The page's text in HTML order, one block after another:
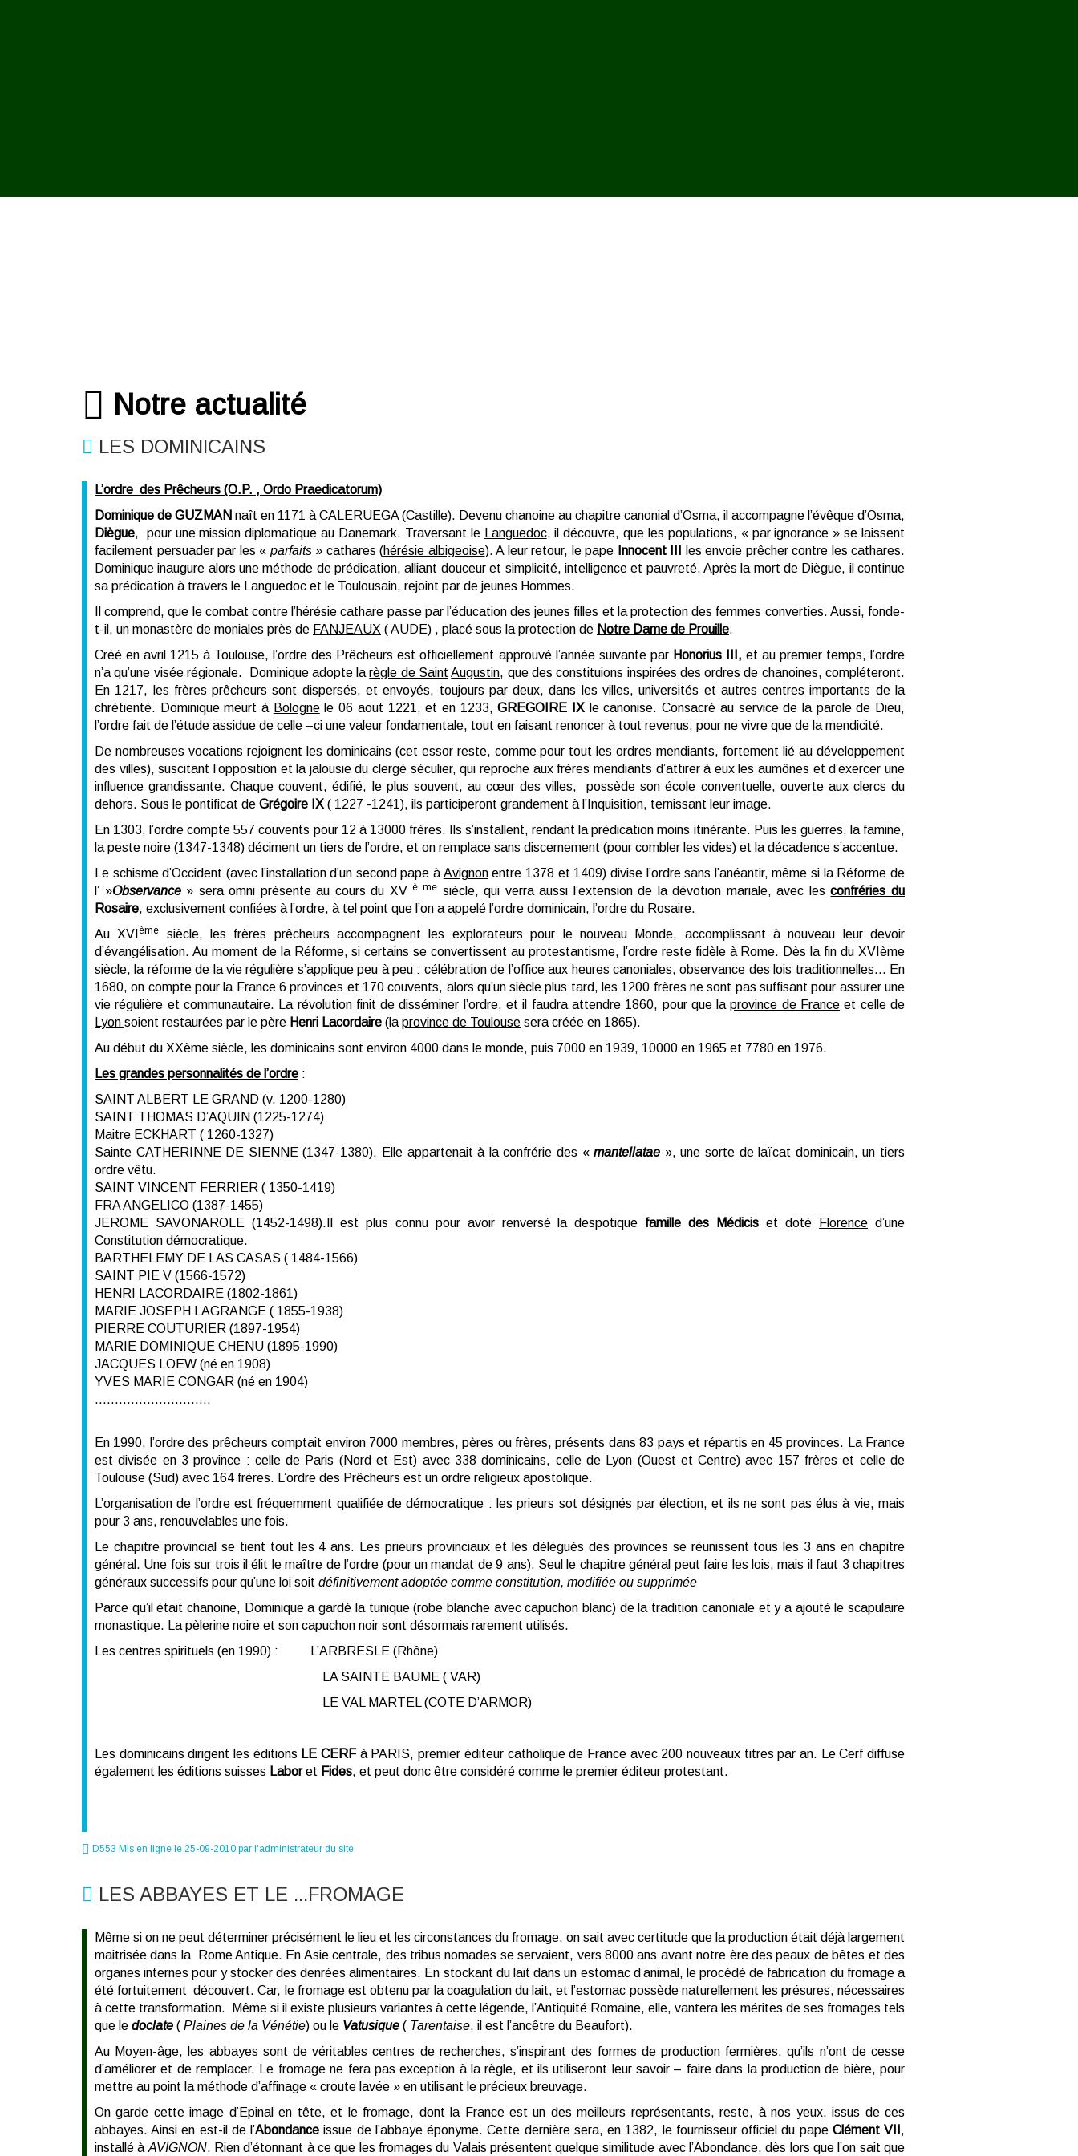
Notre actualité
LES DOMINICAINS
L’ordre des Prêcheurs (O.P. , Ordo Praedicatorum)
Dominique de GUZMAN naît en 1171 à CALERUEGA(Castille). Devenu chanoine au chapitre canonial d’Osma, il accompagne l’évêque d’Osma,
Diègue, pour une mission diplomatique au Danemark. Traversant le Languedoc, il découvre, que les populations, « par ignorance » se laissent
facilement persuader par les « parfaits» cathares (hérésie albigeoise). A leur retour, le pape Innocent III
les envoie prêcher contre les cathares.
Dominique inaugure alors une méthode de prédication, alliant douceur et simplicité, intelligence et pauvreté. Après la mort de Diègue, il continue
sa prédication à travers le Languedoc et le Toulousain, rejoint par de jeunes Hommes.
Il comprend, que le combat contre l’hérésie cathare passe par l’éducation des jeunes filles et la protection des femmes converties. Aussi, fonde-
t-il, un monastère de moniales près de FANJEAUX ( AUDE) , placé sous la protection de Notre Dame de Prouille.
Créé en avril 1215 à Toulouse, l’ordre des Prêcheurs est officiellement approuvé l’année suivante par Honorius III, et au premier temps, l’ordre
n’a qu’une visée régionale. Dominique adopte larègle de Saint Augustin, que des constituions inspirées des ordres de chanoines, compléteront.
En 1217, les frères prêcheurs sont dispersés, et envoyés, toujours par deux, dans les villes, universités et autres centres importants de la
chrétienté. Dominique meurt à Bolognele 06 aout 1221, et en 1233,GREGOIRE IX le canonise. Consacré au service de la parole de Dieu,
l’ordre fait de l’étude assidue de celle –ci une valeur fondamentale, tout en faisant renoncer à tout revenus, pour ne vivre que de la mendicité.
De nombreuses vocations rejoignent les dominicains (cet essor reste, comme pour tout les ordres mendiants, fortement lié au développement
des villes), suscitant l’opposition et la jalousie du clergé séculier, qui reproche aux frères mendiants d’attirer à eux les aumônes et d’exercer une
influence grandissante. Chaque couvent, édifié, le plus souvent, au cœur des villes, possède son école conventuelle, ouverte aux clercs du
dehors. Sous le pontificat de Grégoire IX ( 1227 -1241), ils participeront grandement à l’Inquisition, ternissant leur image.
En 1303, l’ordre compte 557 couvents pour 12 à 13000 frères. Ils s’installent, rendant la prédication moins itinérante. Puis les guerres, la famine,
la peste noire (1347-1348) déciment un tiers de l’ordre, et on remplace sans discernement (pour combler les vides) et la décadence s’accentue.
Le schisme d’Occident (avec l’installation d’un second pape à Avignonentre 1378 et 1409) divise l’ordre sans l’anéantir, même si la Réforme de
l’ »Observance» sera omni présente au cours du XVè mesiècle, qui verra aussi l’extension de la dévotion mariale, avec lesconfréries du
Rosaire, exclusivement confiées à l’ordre, à tel point que l’on a appelé l’ordre dominicain, l’ordre du Rosaire.
Au XVIème
siècle, les frères prêcheurs accompagnent les explorateurs pour le nouveau Monde, accomplissant à nouveau leur devoir
d’évangélisation. Au moment de la Réforme, si certains se convertissent au protestantisme, l’ordre reste fidèle à Rome. Dès la fin du XVIème
siècle, la réforme de la vie régulière s’applique peu à peu : célébration de l’office aux heures canoniales, observance des lois traditionnelles… En
1680, on compte pour la France 6 provinces et 170 couvents, alors qu’un siècle plus tard, les 1200 frères ne sont pas suffisant pour assurer une
vie régulière et communautaire. La révolution finit de disséminer l’ordre, et il faudra attendre 1860, pour que laprovince de France et celle de
Lyon soient restaurées par le père Henri Lacordaire (la province de Toulouse sera créée en 1865).
Au début du XXème siècle, les dominicains sont environ 4000 dans le monde, puis 7000 en 1939, 10000 en 1965 et 7780 en 1976.
Les grandes personnalités de l’ordre :
SAINT ALBERT LE GRAND (v. 1200-1280)
SAINT THOMAS D’AQUIN (1225-1274)
Maitre ECKHART ( 1260-1327)
Sainte CATHERINNE DE SIENNE (1347-1380). Elle appartenait à la confrérie des «mantellatae », une sorte de laïcat dominicain, un tiers
ordre vêtu.
SAINT VINCENT FERRIER ( 1350-1419)
FRA ANGELICO (1387-1455)
JEROME SAVONAROLE (1452-1498).Il est plus connu pour avoir renversé la despotique famille des Médicis et doté Florence d’une
Constitution démocratique.
BARTHELEMY DE LAS CASAS ( 1484-1566)
SAINT PIE V (1566-1572)
HENRI LACORDAIRE (1802-1861)
MARIE JOSEPH LAGRANGE ( 1855-1938)
PIERRE COUTURIER (1897-1954)
MARIE DOMINIQUE CHENU (1895-1990)
JACQUES LOEW (né en 1908)
YVES MARIE CONGAR (né en 1904)
………………………..
En 1990, l’ordre des prêcheurs comptait environ 7000 membres, pères ou frères, présents dans 83 pays et répartis en 45 provinces. La France
est divisée en 3 province : celle de Paris (Nord et Est) avec 338 dominicains, celle de Lyon (Ouest et Centre) avec 157 frères et celle de
Toulouse (Sud) avec 164 frères. L’ordre des Prêcheurs est un ordre religieux apostolique.
L’organisation de l’ordre est fréquemment qualifiée de démocratique : les prieurs sot désignés par élection, et ils ne sont pas élus à vie, mais
pour 3 ans, renouvelables une fois.
Le chapitre provincial se tient tout les 4 ans. Les prieurs provinciaux et les délégués des provinces se réunissent tous les 3 ans en chapitre
général. Une fois sur trois il élit le maître de l’ordre (pour un mandat de 9 ans). Seul le chapitre général peut faire les lois, mais il faut 3 chapitres
généraux successifs pour qu’une loi soit définitivement adoptée comme constitution, modifiée ou supprimée
Parce qu’il était chanoine, Dominique a gardé la tunique (robe blanche avec capuchon blanc) de la tradition canoniale et y a ajouté le scapulaire
monastique. La pèlerine noire et son capuchon noir sont désormais rarement utilisés.
Les centres spirituels (en 1990) : L’ARBRESLE (Rhône)
LA SAINTE BAUME ( VAR)
LE VAL MARTEL (COTE D’ARMOR)
Les dominicains dirigent les éditions LE CERFà PARIS, premier éditeur catholique de France avec 200 nouveaux titres par an. Le Cerf diffuse
également les éditions suisses Laboret Fides, et peut donc être considéré comme le premier éditeur protestant.
D553 Mis en ligne le 25-09-2010 par l'administrateur du site
LES ABBAYES ET LE ...FROMAGE
Même si on ne peut déterminer précisément le lieu et les circonstances du fromage, on sait avec certitude que la production était déjà largement
maitrisée dans la Rome Antique. En Asie centrale, des tribus nomades se servaient, vers 8000 ans avant notre ère des peaux de bêtes et des
organes internes pour y stocker des denrées alimentaires. En stockant du lait dans un estomac d’animal, le procédé de fabrication du fromage a
été fortuitement découvert. Car, le fromage est obtenu par la coagulation du lait, et l’estomac possède naturellement les présures, nécessaires
à cette transformation. Même si il existe plusieurs variantes à cette légende, l’Antiquité Romaine, elle, vantera les mérites de ses fromages tels
que le doclate ( Plaines de la Vénétie) ou le Vatusique ( Tarentaise, il est l’ancêtre du Beaufort).
Au Moyen-âge, les abbayes sont de véritables centres de recherches, s’inspirant des formes de production fermières, qu’ils n’ont de cesse
d’améliorer et de remplacer. Le fromage ne fera pas exception à la règle, et ils utiliseront leur savoir – faire dans la production de bière, pour
mettre au point la méthode d’affinage « croute lavée » en utilisant le précieux breuvage.
On garde cette image d’Epinal en tête, et le fromage, dont la France est un des meilleurs représentants, reste, à nos yeux, issus de ces
abbayes. Ainsi en est-il de l’Abondance issue de l’abbaye éponyme. Cette dernière sera, en 1382, le fournisseur officiel du pape Clément VII ,
installé à AVIGNON. Rien d’étonnant à ce que les fromages du Valais présentent quelque similitude avec l’Abondance, dès lors que l’on sait que